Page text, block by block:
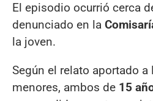
El episodio ocurrió cerca
denunciado en la
la joven.
Según el relato aportado a
menores, ambos de 15